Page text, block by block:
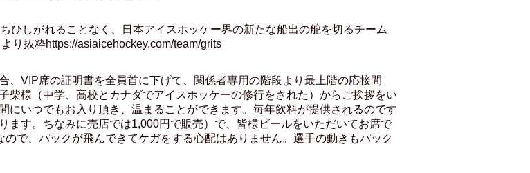
ひしがれることなく、日本アイスホッケー界の新たな船出の舵を切るチーム
り抜粋https://asiaicehockey.com/team/grits
、VIP席の証明書を全員首に下げて、関係者専用の階段より最上階の応接間
柴様（中学、高校とカナダでアイスホッケーの修行をされた）からご挨拶をい
にいつでもお入り頂き、温まることができます。毎年飲料が提供されるのです
ます。ちなみに売店では1,000円で販売）で、皆様ビールをいただいてお席で
で、パックが飛んできてケガをする心配はありません。選手の動きもパック